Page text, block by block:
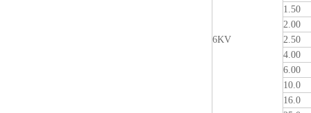
6KV
1.50
2.00
2.50
4.00
6.00
10.0
16.0